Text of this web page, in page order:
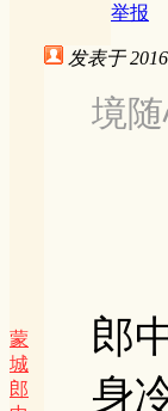
举报
蒙
城
郎
发表于
境
郎
身